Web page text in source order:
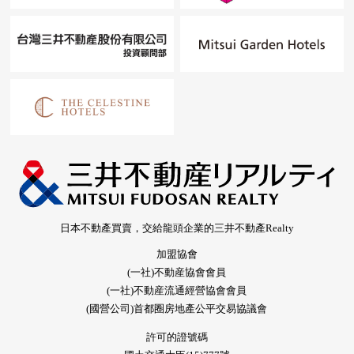
日本不動產買賣，交給龍頭企業的三井不動產Realty
加盟協會
(一社)不動産協會會員
(一社)不動産流通經營協會會員
(國營公司)首都圈房地產公平交易協議會
許可的證號碼